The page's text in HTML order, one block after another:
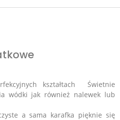
kształtach Świetnie
wódki jak również nalewek lub
a sama karafka pięknie się